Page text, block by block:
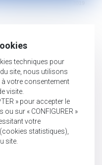
techniques pour
site, nous utilisons
votre consentement
visite.
» pour accepter le
sur « CONFIGURER »
votre
statistiques),
site.